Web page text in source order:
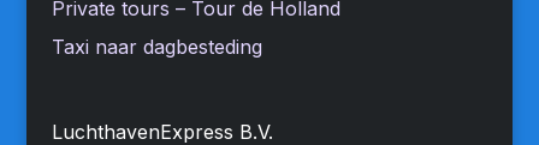
Private tours – Tour de Holland
Taxi naar dagbesteding
LuchthavenExpress B.V.